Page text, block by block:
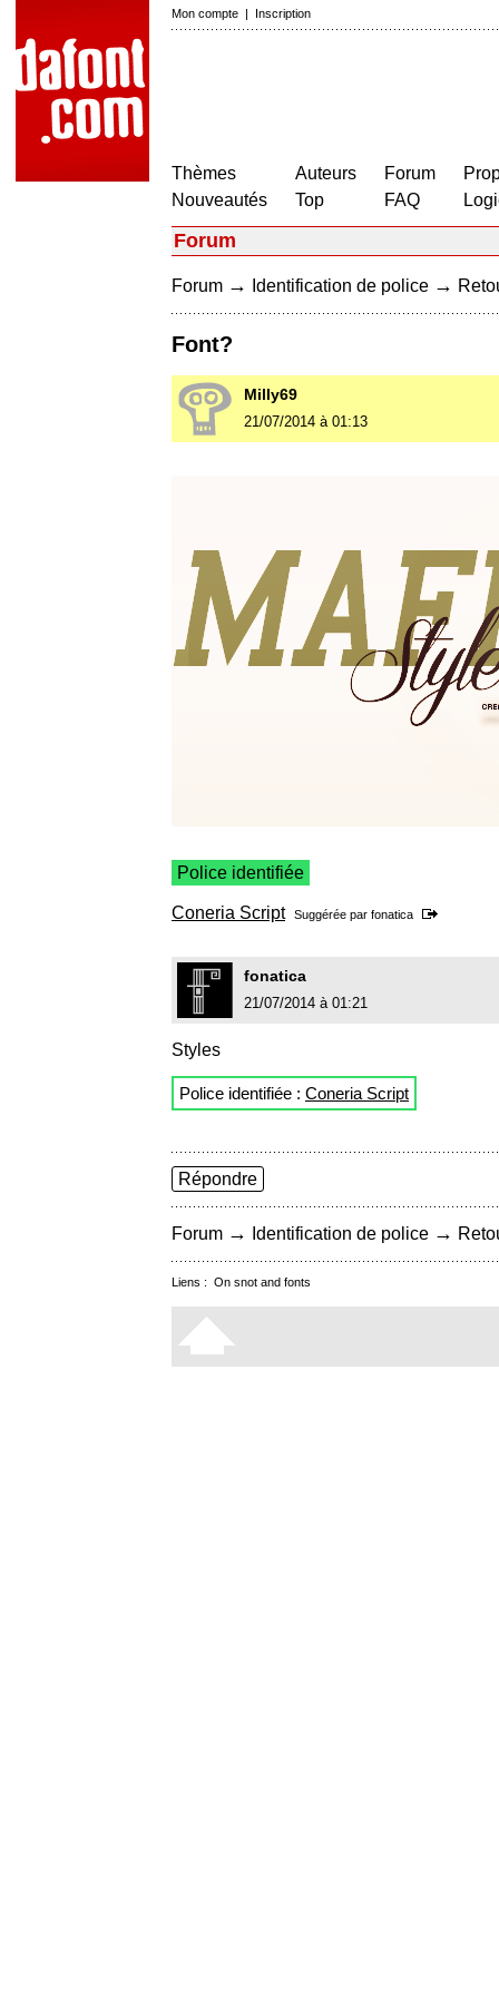
Mon compte | Inscription
Thèmes
Nouveautés
Auteurs
Top
Forum
FAQ
Forum
Forum → Identification de police →
Font?
Milly69
21/07/2014 à 01:13
Police identifiée
Coneria Script Suggérée par fonatica
fonatica
21/07/2014 à 01:21
Styles
Police identifiée : Coneria Script
Répondre
Forum → Identification de police →
Liens : On snot and fonts